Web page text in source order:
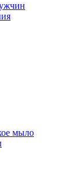
мыло